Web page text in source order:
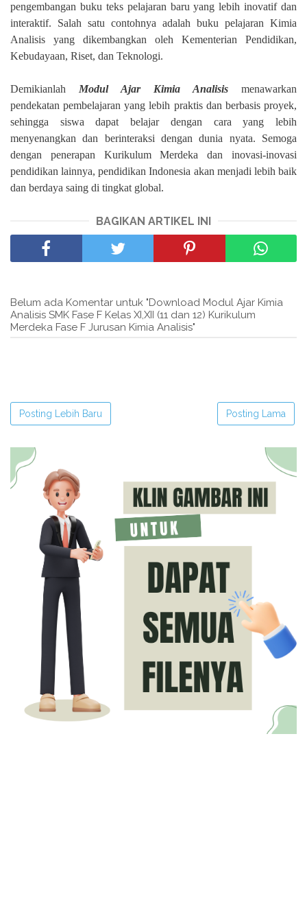
pengembangan buku teks pelajaran baru yang lebih inovatif dan
interaktif. Salah satu contohnya adalah buku pelajaran Kimia
Analisis yang dikembangkan oleh Kementerian Pendidikan,
Kebudayaan, Riset, dan Teknologi.
Demikianlah Modul Ajar Kimia Analisis menawarkan
pendekatan pembelajaran yang lebih praktis dan berbasis proyek,
sehingga siswa dapat belajar dengan cara yang lebih
menyenangkan dan berinteraksi dengan dunia nyata. Semoga
dengan penerapan Kurikulum Merdeka dan inovasi-inovasi
pendidikan lainnya, pendidikan Indonesia akan menjadi lebih baik
dan berdaya saing di tingkat global.
BAGIKAN ARTIKEL INI
Belum ada Komentar untuk "Download Modul Ajar Kimia
Analisis SMK Fase F Kelas XI,XII (11 dan 12) Kurikulum
Merdeka Fase F Jurusan Kimia Analisis"
Posting Lebih Baru Posting Lama